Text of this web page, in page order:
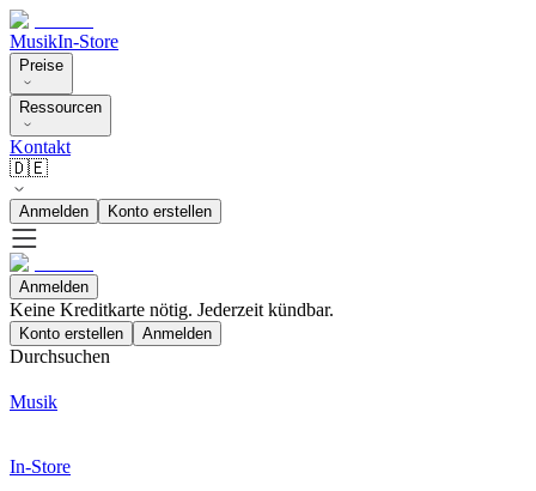
MusikIn-Store
Preise
Ressourcen
Kontakt
🇩🇪
Anmelden Konto erstellen
Anmelden
Keine Kreditkarte nötig. Jederzeit kündbar.
Konto erstellen Anmelden
Durchsuchen
Musik
In-Store